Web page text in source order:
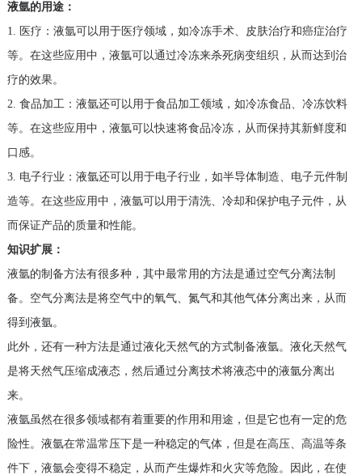
液氩的用途：
1. 医疗：液氩可以用于医疗领域，如冷冻手术、皮肤治疗和癌症治疗
等。在这些应用中，液氩可以通过冷冻来杀死病变组织，从而达到治
疗的效果。
2. 食品加工：液氩还可以用于食品加工领域，如冷冻食品、冷冻饮料
等。在这些应用中，液氩可以快速将食品冷冻，从而保持其新鲜度和
口感。
3. 电子行业：液氩还可以用于电子行业，如半导体制造、电子元件制
造等。在这些应用中，液氩可以用于清洗、冷却和保护电子元件，从
而保证产品的质量和性能。
知识扩展：
液氩的制备方法有很多种，其中最常用的方法是通过空气分离法制
备。空气分离法是将空气中的氧气、氮气和其他气体分离出来，从而
得到液氩。
此外，还有一种方法是通过液化天然气的方式制备液氩。液化天然气
是将天然气压缩成液态，然后通过分离技术将液态中的液氩分离出
来。
液氩虽然在很多领域都有着重要的作用和用途，但是它也有一定的危
险性。液氩在常温常压下是一种稳定的气体，但是在高压、高温等条
件下，液氩会变得不稳定，从而产生爆炸和火灾等危险。因此，在使